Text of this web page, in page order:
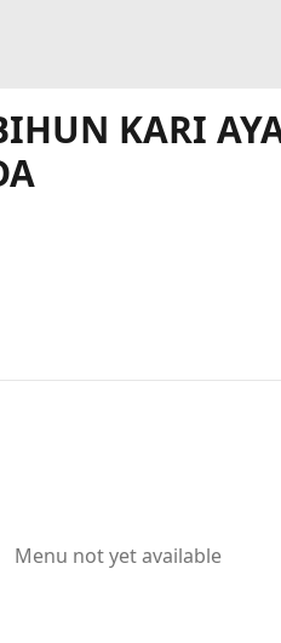
KARI
Menu not yet available